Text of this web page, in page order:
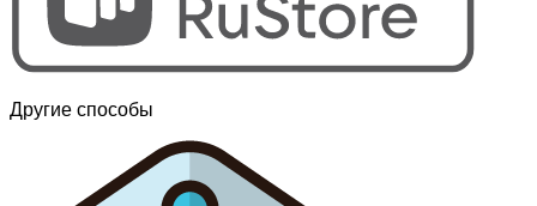
Другие способы